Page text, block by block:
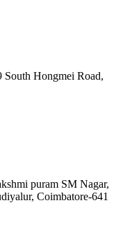
Hongmei Road,
puram SM Nagar,
Coimbatore-641